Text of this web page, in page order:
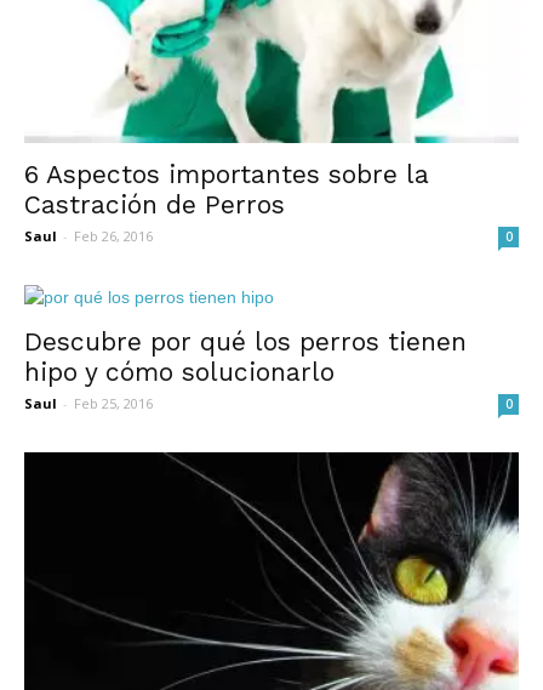
6 Aspectos importantes sobre la
Castración de Perros
Saul - Feb 26, 2016 0
Descubre por qué los perros tienen
hipo y cómo solucionarlo
Saul - Feb 25, 2016 0